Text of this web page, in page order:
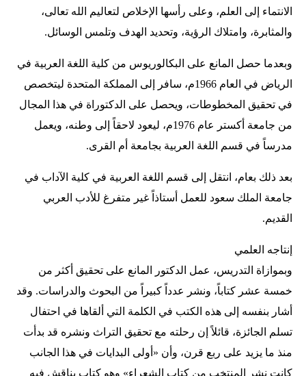
الانتماء إلى العلم، وعلى رأسها الإخلاص لتعاليم الله تعالى،
والمثابرة، وامتلاك الرؤية، وتحديد الهدف وتلمس الوسائل.
وبعدما حصل المانع على البكالوريوس من كلية اللغة العربية في
الرياض في العام 1966م، سافر إلى المملكة المتحدة ليتخصص
في تحقيق المخطوطات، ويحصل على الدكتوراة في هذا المجال
من جامعة أكستر عام 1976م، ليعود لاحقاً إلى وطنه، ويعمل
مدرساً في قسم اللغة العربية بجامعة أم القرى.
بعد ذلك بعام، انتقل إلى قسم اللغة العربية في كلية الآداب في
جامعة الملك سعود للعمل أستاذاً غير متفرغ للأدب العربي
القديم.
إنتاجه العلمي
وبموازاة التدريس، عمل الدكتور المانع على تحقيق أكثر من
خمسة عشر كتاباً، ونشر عدداً كبيراً من البحوث والدراسات. وقد
أشار بنفسه إلى هذه الكتب في الكلمة التي ألقاها في احتفال
تسلم الجائزة، قائلاً إن رحلته مع تحقيق التراث ونشره قد بدأت
منذ ما يزيد على ربع قرن، وأن «أولى البدايات في هذا الجانب
كانت نشر المنتخب من كتاب الشعراء» وهو كتاب يناقش فيه